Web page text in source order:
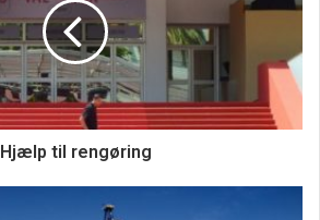
Hjælp til rengøring